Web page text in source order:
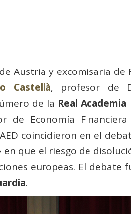
Austria y excomisaria de
Castellà, profesor de
de la Real
de Economía
coincidieron en el
en que el riesgo de
europeas. El debate
.